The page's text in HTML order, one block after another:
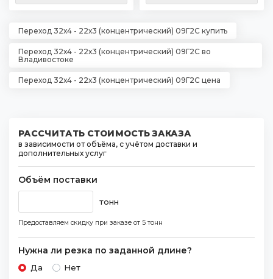
Переход 32х4 - 22х3 (концентрический) 09Г2С купить
Переход 32х4 - 22х3 (концентрический) 09Г2С во
Владивостоке
Переход 32х4 - 22х3 (концентрический) 09Г2С цена
РАССЧИТАТЬ СТОИМОСТЬ ЗАКАЗА
в зависимости от объёма, с учётом доставки и
дополнительных услуг
Объём поставки
тонн
Предоставляем скидку при заказе от 5 тонн
Нужна ли резка по заданной длине?
Да Нет